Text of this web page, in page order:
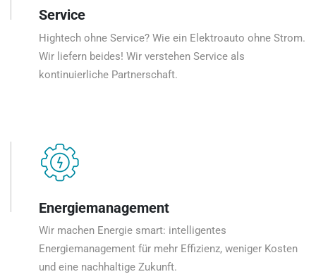
Service
Hightech ohne Service? Wie ein Elektroauto ohne Strom.
Wir liefern beides! Wir verstehen Service als
kontinuierliche Partnerschaft.
Energiemanagement
Wir machen Energie smart: intelligentes
Energiemanagement für mehr Effizienz, weniger Kosten
und eine nachhaltige Zukunft.